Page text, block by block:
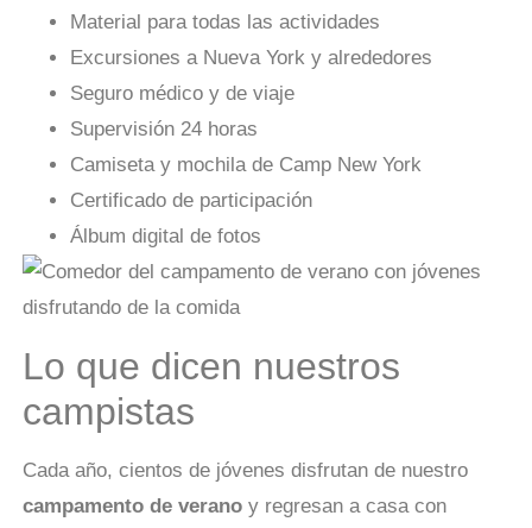
Material para todas las actividades
Excursiones a Nueva York y alrededores
Seguro médico y de viaje
Supervisión 24 horas
Camiseta y mochila de Camp New York
Certificado de participación
Álbum digital de fotos
Lo que dicen nuestros
campistas
Cada año, cientos de jóvenes disfrutan de nuestro
campamento de veranoy regresan a casa con